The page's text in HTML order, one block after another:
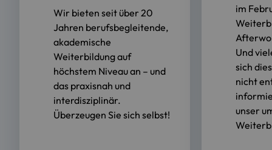
Wir bieten seit über 20
Jahren berufsbegleitende,
akademische
Weiterbildung auf
höchstem Niveau an – und
das praxisnah und
interdisziplinär.
Überzeugen Sie sich selbst!
im
Und
sich
nicht
unser